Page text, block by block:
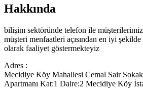
Hakkında
bilişim sektöründe telefon ile
müşteri menfaatleri açısından en iyi
olarak faaliyet göstermekteyiz
Adres :
Mecidiye Köy Mahallesi Cemal Sair
Apartmanı Kat:1 Daire:2 Mecidiye Köy